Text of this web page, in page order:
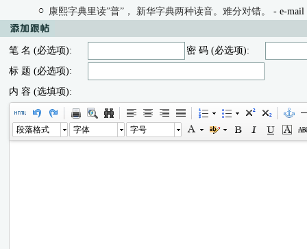
康熙字典里读”普”， 新华字典两种读音。难分对错。
- e-mail
笔 名 (必选项):
密 码 (必选项):
标 题 (必选项):
内 容 (选填项):
段落格式 字体 字号